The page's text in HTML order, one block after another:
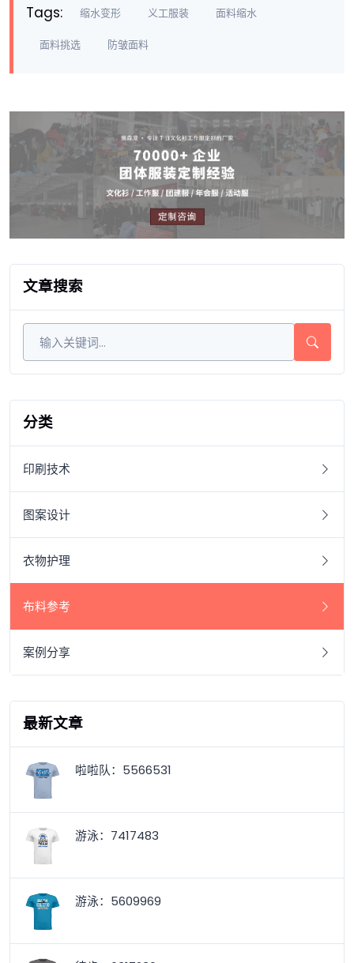
Tags: 缩水变形 义工服装 面料缩水
面料挑选 防皱面料
文章搜索
分类
印刷技术
图案设计
衣物护理
布料参考
案例分享
最新文章
啦啦队：5566531
游泳：7417483
游泳：5609969